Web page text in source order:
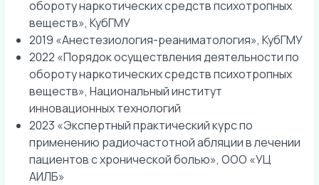
обороту наркотических средств психотропных
веществ», КубГМУ
2019 «Анестезиология-реаниматология», КубГМУ
2022 «Порядок осуществления деятельности по
обороту наркотических средств психотропных
веществ», Национальный институт
инновационных технологий
2023 «Экспертный практический курс по
применению радиочастотной абляции в лечении
пациентов с хронической болью», ООО «УЦ
АИЛБ»